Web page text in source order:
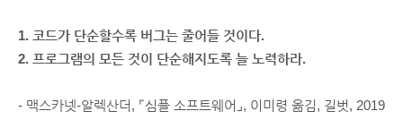
1. 코드가 단순할수록 버그는 줄어들 것이다.
2. 프로그램의 모든 것이 단순해지도록 늘 노력하라.
- 맥스카넷-알렉산더, ⌜심플 소프트웨어⌟, 이미령 옮김, 길벗, 2019